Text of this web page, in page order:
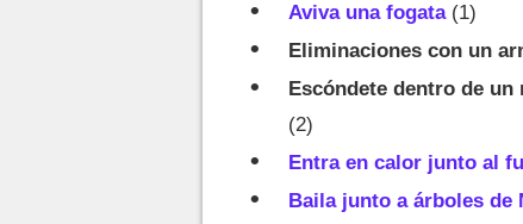
Aviva una fogata(1)
Eliminaciones con un
Escóndete dentro de
(2)
Entra en calor junto al
Baila junto a árboles de